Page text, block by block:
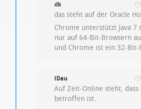
dk
das steht auf der Oracle
Chrome unterstützt Java 7
nur auf 64-Bit-Browsern
und Chrome ist ein 32-Bit-
iDau
Auf Zeit-Online steht, dass
betroffen ist.